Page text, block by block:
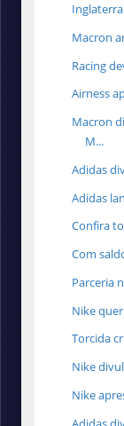
Macron
Racing
Airness
Macron
M...
Adidas
Adidas
Confira
Com
Parceria
Nike
Torcida
Nike
Nike